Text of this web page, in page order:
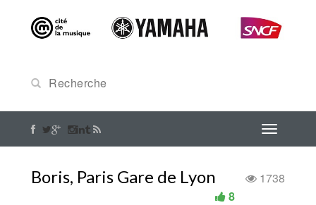
Boris, Paris Gare de Lyon
1738
8